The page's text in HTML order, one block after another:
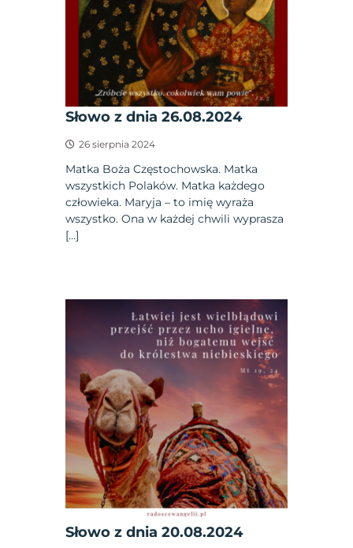
Słowo z dnia 26.08.2024
26 sierpnia 2024
Matka Boża Częstochowska. Matka
wszystkich Polaków. Matka każdego
człowieka. Maryja – to imię wyraża
wszystko. Ona w każdej chwili wyprasza
[…]
Słowo z dnia 20.08.2024